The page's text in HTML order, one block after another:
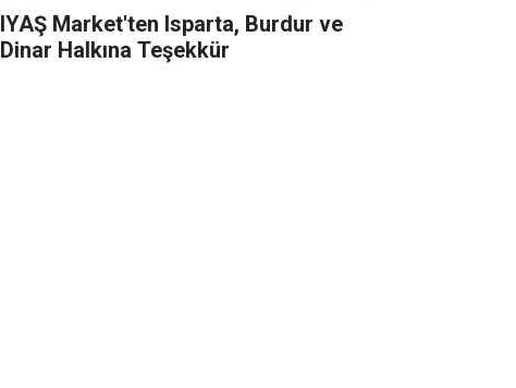
IYAŞ Market'ten Isparta, Burdur ve
Dinar Halkına Teşekkür